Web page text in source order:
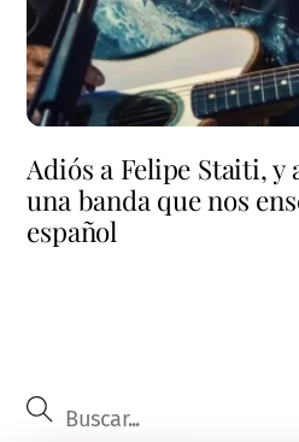
Adiós a Felipe Staiti,
una banda que nos
español